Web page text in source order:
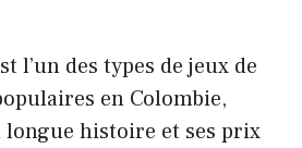
l’un des types de jeux de
en Colombie,
histoire et ses prix